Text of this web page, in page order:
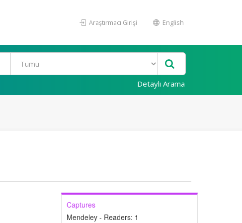
Araştırmacı Girişi English
Detaylı Arama
Captures
Mendeley - Readers: 1